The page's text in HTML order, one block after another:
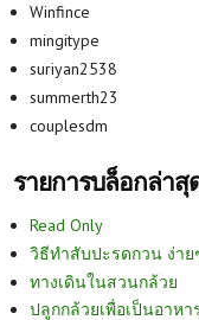
Winfince
mingitype
suriyan2538
summerth23
couplesdm
รายการบล็อกล่าสุ
Read Only
วิธีทำสับปะรดกวน ง่าย
ทางเดินในสวนกล้วย
ปลูกกล้วยเพื่อเป็นอาหา